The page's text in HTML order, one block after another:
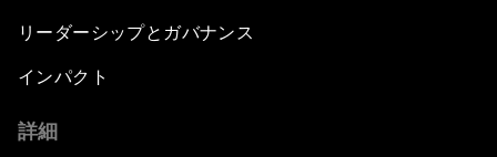
リーダーシップとガバナンス
インパクト
詳細